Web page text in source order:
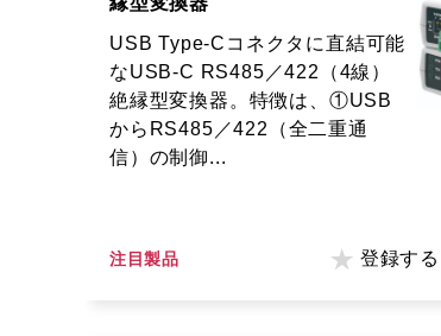
USB Type-Cコネクタに直結可能
なUSB-C RS485／422（4線）
絶縁型変換器。特徴は、①USB
からRS485／422（全二重通
信）の制御...
注目製品 登録する